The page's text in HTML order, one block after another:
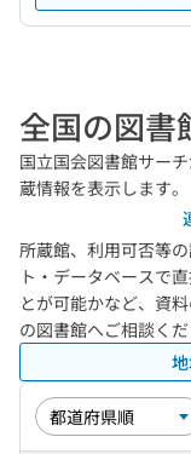
全国の図書
国立国会図書館サー
蔵情報を表示します。
所蔵館、利用可否等
ト・データベースで
とが可能かなど、資
の図書館へご相談く